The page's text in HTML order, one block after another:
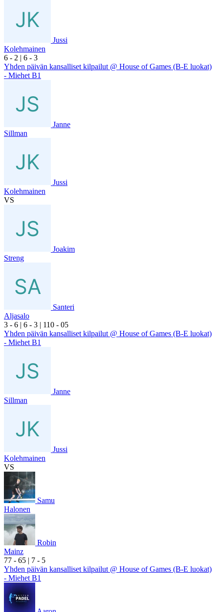
Jussi
Kolehmainen
6 - 2 | 6 - 3
Yhden päivän kansalliset kilpailut @ House of Games (B-E luokat)
- Miehet B1
Janne
Sillman
Jussi
Kolehmainen
VS
Joakim
Streng
Santeri
Aljasalo
3 - 6 | 6 - 3 | 110 - 05
Yhden päivän kansalliset kilpailut @ House of Games (B-E luokat)
- Miehet B1
Janne
Sillman
Jussi
Kolehmainen
VS
Samu
Halonen
Robin
Mainz
77 - 65 | 7 - 5
Yhden päivän kansalliset kilpailut @ House of Games (B-E luokat)
- Miehet B1